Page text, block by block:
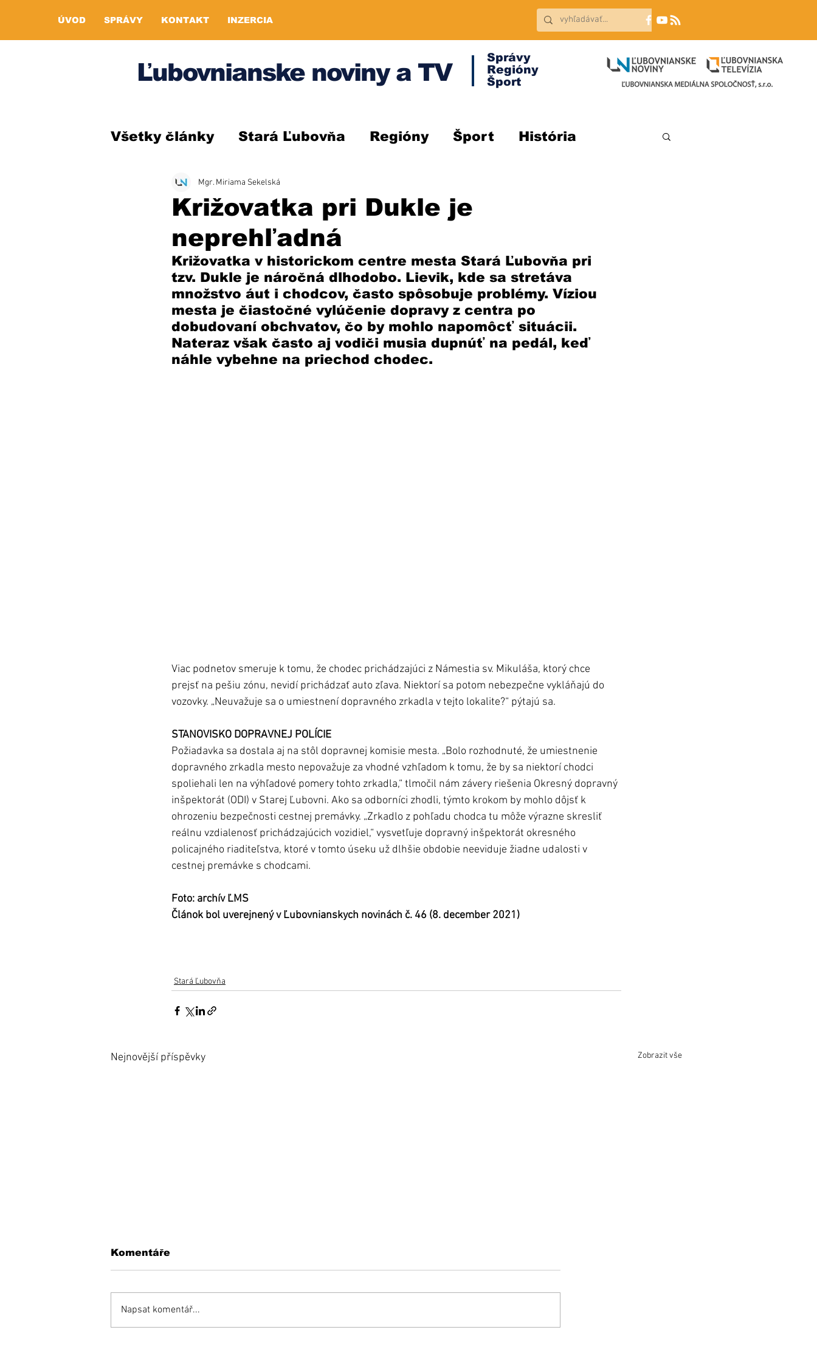
ÚVOD SPRÁVY KONTAKT INZERCIA
Ľubovnianske noviny a TV
Správy
Regióny
Šport
Všetky články Stará Ľubovňa Regióny Šport História
Križovatka pri Dukle je
neprehľadná
Mgr. Miriama Sekelská
Križovatka v historickom centre mesta Stará Ľubovňa pri
tzv. Dukle je náročná dlhodobo. Lievik, kde sa stretáva
množstvo áut i chodcov, často spôsobuje problémy. Víziou
mesta je čiastočné vylúčenie dopravy z centra po
dobudovaní obchvatov, čo by mohlo napomôcť situácii.
Nateraz však často aj vodiči musia dupnúť na pedál, keď
náhle vybehne na priechod chodec.
Viac podnetov smeruje k tomu, že chodec prichádzajúci z Námestia sv. Mikuláša, ktorý chce
prejsť na pešiu zónu, nevidí prichádzať auto zľava. Niektorí sa potom nebezpečne vykláňajú do
vozovky. „Neuvažuje sa o umiestnení dopravného zrkadla v tejto lokalite?“ pýtajú sa.
STANOVISKO DOPRAVNEJ POLÍCIE
Požiadavka sa dostala aj na stôl dopravnej komisie mesta. „Bolo rozhodnuté, že umiestnenie
dopravného zrkadla mesto nepovažuje za vhodné vzhľadom k tomu, že by sa niektorí chodci
spoliehali len na výhľadové pomery tohto zrkadla,“ tlmočil nám závery riešenia Okresný dopravný
inšpektorát (ODI) v Starej Ľubovni. Ako sa odborníci zhodli, týmto krokom by mohlo dôjsť k
ohrozeniu bezpečnosti cestnej premávky. „Zrkadlo z pohľadu chodca tu môže výrazne skresliť
reálnu vzdialenosť prichádzajúcich vozidiel,“ vysvetľuje dopravný inšpektorát okresného
policajného riaditeľstva, ktoré v tomto úseku už dlhšie obdobie neeviduje žiadne udalosti v
Foto: archív ĽMS
Článok bol uverejnený v Ľubovnianskych novinách č. 46 (8. december 2021)
Stará Ľubovňa
Nejnovější příspěvky Zobrazit vše
Komentáře
Napsat komentář...